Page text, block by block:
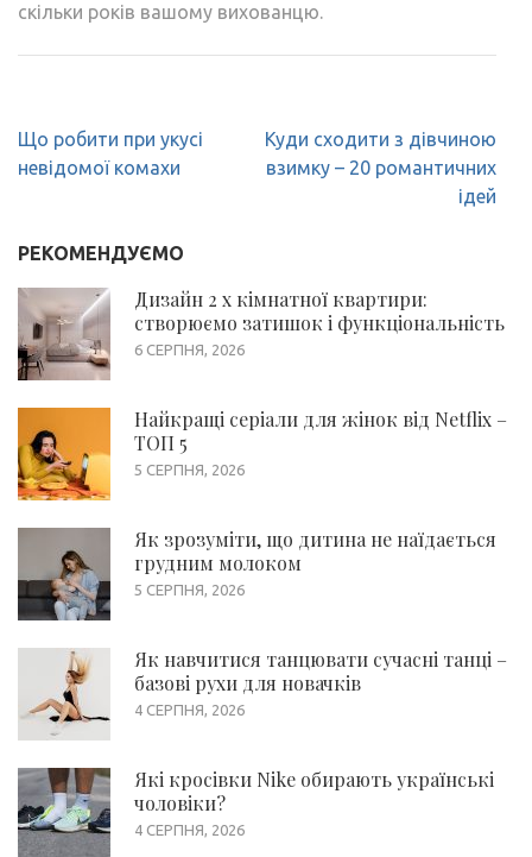
скільки років вашому вихованцю.
Навігація
записів
Що робити при укусі
невідомої комахи
Куди сходити з дівчиною
взимку – 20 романтичних
ідей
РЕКОМЕНДУЄМО
Дизайн 2 х кімнатної квартири:
створюємо затишок і функціональність
6 СЕРПНЯ, 2026
Найкращі серіали для жінок від Netflix –
ТОП 5
5 СЕРПНЯ, 2026
Як зрозуміти, що дитина не наїдається
грудним молоком
5 СЕРПНЯ, 2026
Як навчитися танцювати сучасні танці –
базові рухи для новачків
4 СЕРПНЯ, 2026
Які кросівки Nike обирають українські
чоловіки?
4 СЕРПНЯ, 2026